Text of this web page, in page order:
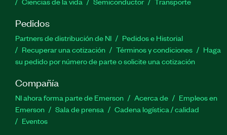
Pedidos
Partners de distribución de NI
Pedidos e Historial
Recuperar una cotización
Términos y condiciones
Haga
su pedido por número de parte o solicite una cotización
Compañía
NI ahora forma parte de Emerson Acerca de
Empleos en
Emerson
Sala de prensa
Cadena logística / calidad
Eventos